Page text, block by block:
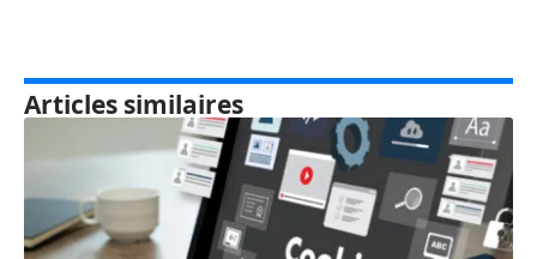
Articles similaires